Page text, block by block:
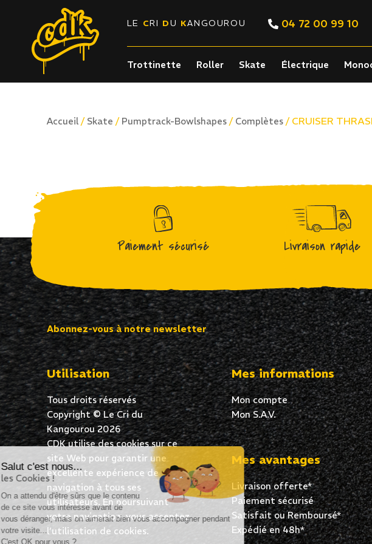
Salut c'est nous...
les Cookies !
On a attendu d'être sûrs que le contenu
de ce site vous intéresse avant de
vous déranger, mais on aimerait bien vous accompagner pendant
votre visite...
C'est OK pour vous ?
LE CRI DU KANGOUROU 04 72 00 99 10
Trottinette Roller Skate Électrique
Accueil / Skate / Pumptrack-Bowlshapes / Complètes / CRUISER
Paiement sécurisé Livraison rapide
Abonnez-vous à notre newsletter
Utilisation
Tous droits réservés
Copyright © Le Cri du
Kangourou 2026
CDK utilise des cookies sur ce
site Web pour garantir une
excellente expérience de
navigation à tous ses
utilisateurs. En poursuivant
votre navigation, vous acceptez
l’utilisation de cookies.
Mes informations
Mon compte
Mon S.A.V.
Mes avantages
Livraison offerte*
Paiement sécurisé
Satisfait ou Remboursé*
Expédié en 48h*